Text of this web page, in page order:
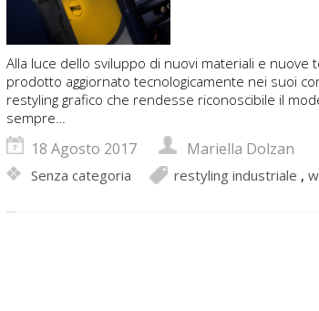
Alla luce dello sviluppo di nuovi materiali e nuove
prodotto aggiornato tecnologicamente nei suoi
restyling grafico che rendesse riconoscibile il
sempre…
18 Agosto 2017 Mariella Dolzan
Senza categoria restyling industriale ,